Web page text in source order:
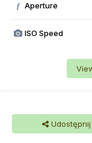
f Aperture
ISO Speed
Udostępnij